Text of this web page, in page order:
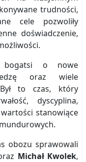
trudności,
cele pozwoliły
doświadczenie,
bogatsi o nowe
oraz wiele
to czas, który
dyscyplina,
stanowiące
obozu sprawowali
Michał Kwolek,